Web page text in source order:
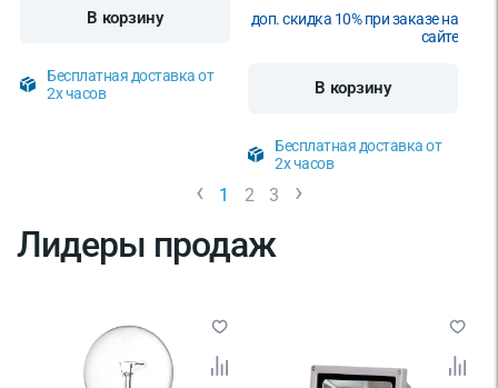
В корзину
Бесплатная доставка от
2х часов
доп. скидка 10% при заказе на
сайте
В корзину
Бесплатная доставка от
2х часов
‹ 1 2 3 ›
Лидеры продаж